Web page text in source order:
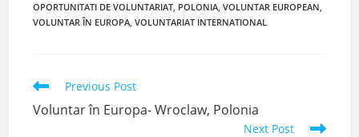
OPORTUNITATI DE VOLUNTARIAT POLONIA VOLUNTAR EUROPEAN
VOLUNTAR ÎN EUROPA VOLUNTARIAT INTERNATIONAL
Read
more
articles
Previous Post
Voluntar în Europa- Wroclaw, Polonia
Next Post